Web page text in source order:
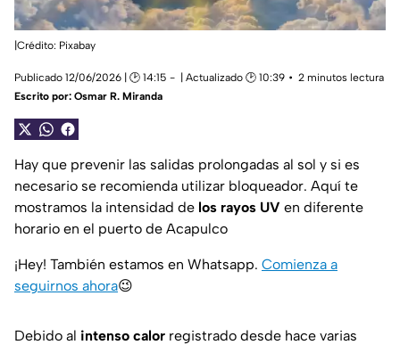
|Crédito: Pixabay
Publicado 12/06/2026 | 🕑 14:15 | Actualizado 🕑 10:39
2 minutos lectura
Escrito por: Osmar R. Miranda
Hay que prevenir las salidas prolongadas al sol y si es
necesario se recomienda utilizar bloqueador. Aquí te
mostramos la intensidad de los rayos UV en diferente
horario en el puerto de Acapulco
¡Hey! También estamos en Whatsapp. Comienza a
seguirnos ahora😉
Debido al intenso calor registrado desde hace varias